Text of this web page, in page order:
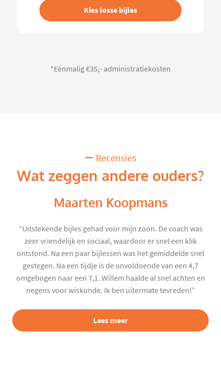
Kies losse bijles
*Eénmalig €35,- administratiekosten
Recensies
Wat zeggen andere ouders?
Maarten Koopmans
“Uitstekende bijles gehad voor mijn zoon. De coach was
zeer vriendelijk en sociaal, waardoor er snel een klik
ontstond. Na een paar bijlessen was het gemiddelde snel
gestegen. Na een tijdje is de onvoldoende van een 4,7
omgebogen naar een 7,1. Willem haalde al snel achten en
negens voor wiskunde. Ik ben uitermate tevreden!”
Lees meer